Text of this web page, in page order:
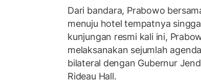
Dari bandara, Prabowo
menuju hotel tempatnya
kunjungan resmi kali ini,
melaksanakan sejumlah
bilateral dengan Gubernur
Rideau Hall.